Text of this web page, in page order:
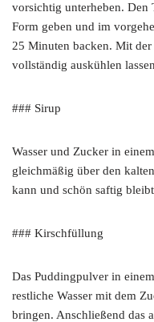
vorsichtig unterheben. Den
Form geben und im
25 Minuten backen. Mit
vollständig auskühlen
### Sirup
Wasser und Zucker in
gleichmäßig über den
kann und schön saftig
### Kirschfüllung
Das Puddingpulver in
restliche Wasser mit dem
bringen. Anschließend das